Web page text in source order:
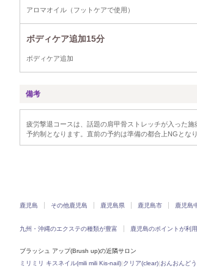
アロマオイル（フットケアで使用）
ボディケア追加15分
ボディケア追加
備考
疲労撃退コースは、話題の肩甲骨ストレッチが入った
予約制となります。直前の予約は準備の都合上NGとなり
鹿児島 その他鹿児島 鹿児島県 鹿児島市 鹿児島
九州・沖縄のエクステの種類が豊富 鹿児島のポイントが利
ブラッシュ アップ(Brush up)の近隣サロン
ミリミリ キスネイル(mili mili Kis-nail)|クリア(clear)|おんおんどう